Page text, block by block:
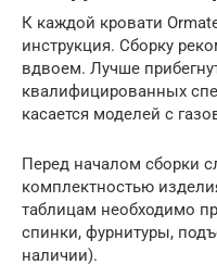
К каждой кровати
инструкция. Сборку
вдвоем. Лучше
квалифицированных
касается моделей с
Перед началом сборки
комплектностью
таблицам необходимо
спинки, фурнитуры,
наличии).